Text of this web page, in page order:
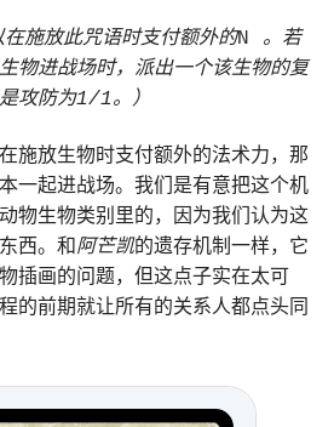
在施放此咒语时支付额外的N 。若
物进战场时，派出一个该生物的复
攻防为1/1。）
施放生物时支付额外的法术力，那
一起进战场。我们是有意把这个机
物生物类别里的，因为我们认为这
西。和阿芒凯的遗存机制一样，它
插画的问题，但这点子实在太可
的前期就让所有的关系人都点头同